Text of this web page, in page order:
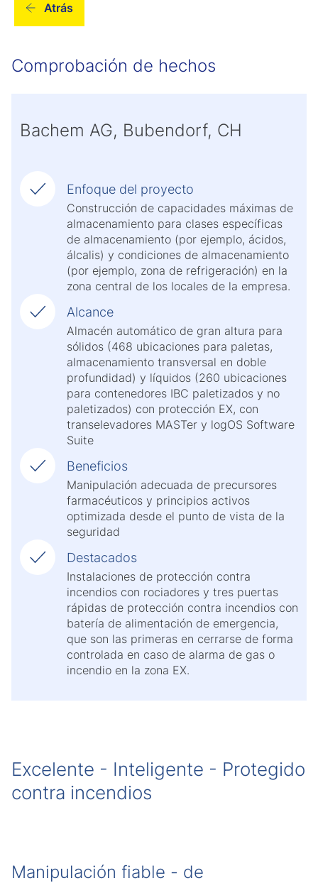
Atrás
Comprobación de hechos
Bachem AG, Bubendorf, CH
Enfoque del proyecto
Construcción de capacidades máximas de
almacenamiento para clases específicas
de almacenamiento (por ejemplo, ácidos,
álcalis) y condiciones de almacenamiento
(por ejemplo, zona de refrigeración) en la
zona central de los locales de la empresa.
Alcance
Almacén automático de gran altura para
sólidos (468 ubicaciones para paletas,
almacenamiento transversal en doble
profundidad) y líquidos (260 ubicaciones
para contenedores IBC paletizados y no
paletizados) con protección EX, con
transelevadores MASTer y logOS Software
Suite
Beneficios
Manipulación adecuada de precursores
farmacéuticos y principios activos
optimizada desde el punto de vista de la
seguridad
Destacados
Instalaciones de protección contra
incendios con rociadores y tres puertas
rápidas de protección contra incendios con
batería de alimentación de emergencia,
que son las primeras en cerrarse de forma
controlada en caso de alarma de gas o
incendio en la zona EX.
Excelente - Inteligente - Protegido
contra incendios
Manipulación fiable - de